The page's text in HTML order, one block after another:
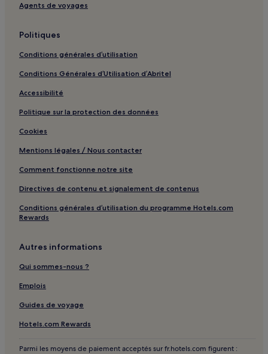
Djeddah : hôtels Hôtels avec cuisine
Djeddah : hôtels 4 étoiles
Djeddah : hôtels 5 étoiles
Djeddah : hôtels Hôtels familiaux
Djeddah : hôtels
Taif : hôtels Hôtels avec piscine
Taif : hôtels Hôtels avec parking
Taif : hôtels Hôtels avec centre de fitness
Taif : hôtels Hôtels d’affaires
Taif : hôtels Hôtels familiaux
Taif : hôtels
Rabigh : hôtels
Agents de voyages
Politiques
Conditions générales d’utilisation
Conditions Générales d’Utilisation d’Abritel
Accessibilité
Politique sur la protection des données
Cookies
Mentions légales / Nous contacter
Comment fonctionne notre site
Directives de contenu et signalement de contenus
Conditions générales d’utilisation du programme Hotels.com
Rewards
Autres informations
Qui sommes-nous ?
Emplois
Guides de voyage
Hotels.com Rewards
Parmi les moyens de paiement acceptés sur fr.hotels.com figurent :